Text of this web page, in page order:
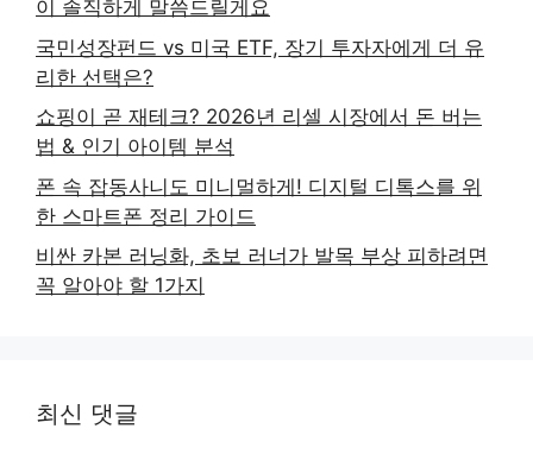
이 솔직하게 말씀드릴게요
국민성장펀드 vs 미국 ETF, 장기 투자자에게 더 유
리한 선택은?
쇼핑이 곧 재테크? 2026년 리셀 시장에서 돈 버는
법 & 인기 아이템 분석
폰 속 잡동사니도 미니멀하게! 디지털 디톡스를 위
한 스마트폰 정리 가이드
비싼 카본 러닝화, 초보 러너가 발목 부상 피하려면
꼭 알아야 할 1가지
최신 댓글